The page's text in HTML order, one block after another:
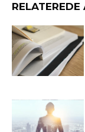
RELATEREDE